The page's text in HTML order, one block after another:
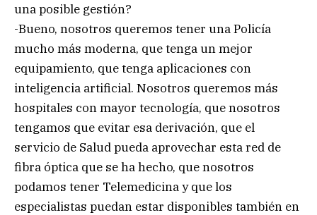
una posible gestión?
-Bueno, nosotros queremos tener una Policía
mucho más moderna, que tenga un mejor
equipamiento, que tenga aplicaciones con
inteligencia artificial. Nosotros queremos más
hospitales con mayor tecnología, que nosotros
tengamos que evitar esa derivación, que el
servicio de Salud pueda aprovechar esta red de
fibra óptica que se ha hecho, que nosotros
podamos tener Telemedicina y que los
especialistas puedan estar disponibles también en